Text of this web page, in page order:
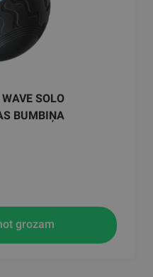
SOLO
BUMBIŅA
grozam